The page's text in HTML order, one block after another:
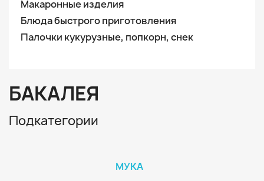
Макаронные изделия
Блюда быстрого приготовления
Палочки кукурузные, попкорн, снек
БАКАЛЕЯ
Подкатегории
МУКА